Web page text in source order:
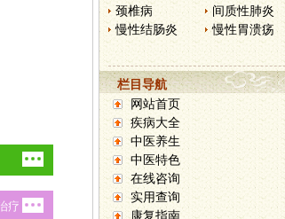
颈椎病
间质性肺炎
慢性结肠炎
慢性胃溃疡
栏目导航
网站首页
疾病大全
中医养生
中医特色
在线咨询
实用查询
康复指南